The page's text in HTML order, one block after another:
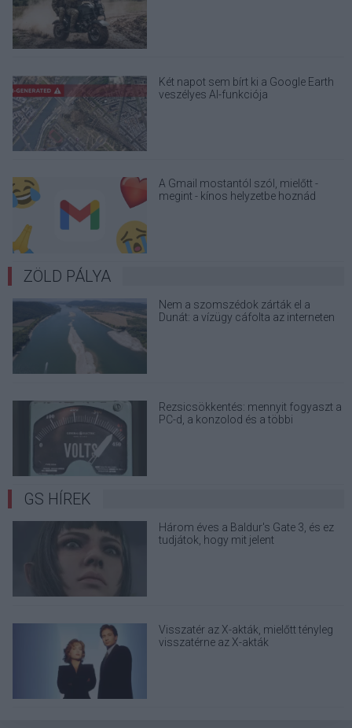
Két napot sem bírt ki a Google Earth
veszélyes AI-funkciója
A Gmail mostantól szól, mielőtt -
megint - kínos helyzetbe hoznád
ZÖLD PÁLYA
Nem a szomszédok zárták el a
Dunát: a vízügy cáfolta az interneten
Rezsicsökkentés: mennyit fogyaszt a
PC-d, a konzolod és a többi
GS HÍREK
Három éves a Baldur's Gate 3, és ez
tudjátok, hogy mit jelent
Visszatér az X-akták, mielőtt tényleg
visszatérne az X-akták